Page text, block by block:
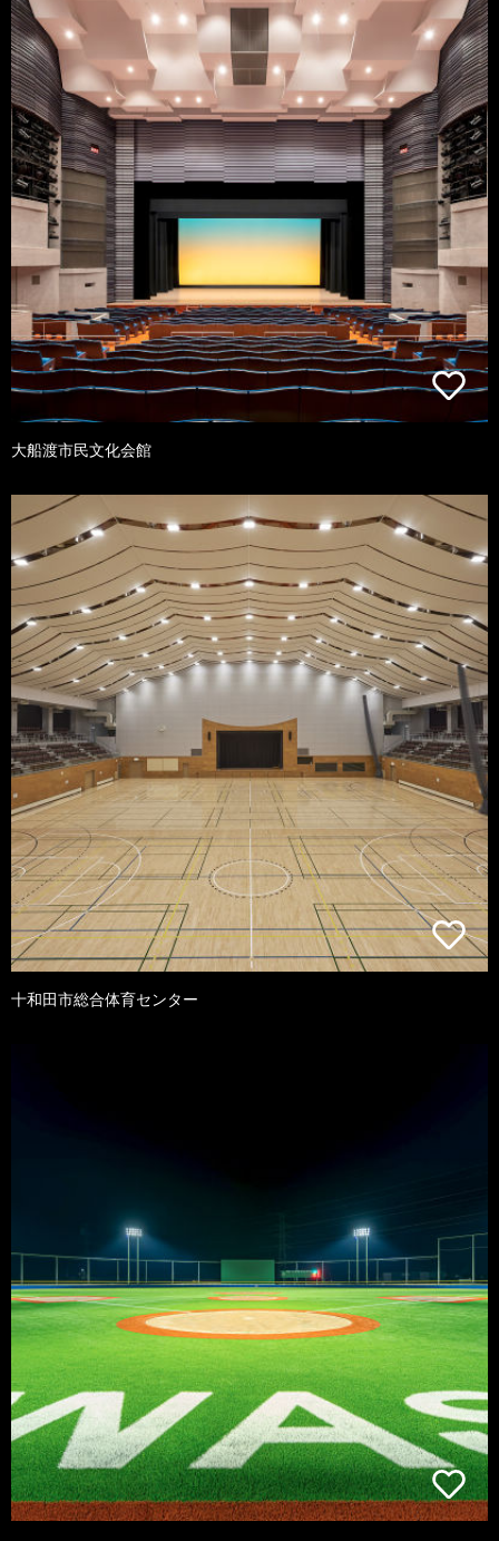
大船渡市民文化会館
十和田市総合体育センター